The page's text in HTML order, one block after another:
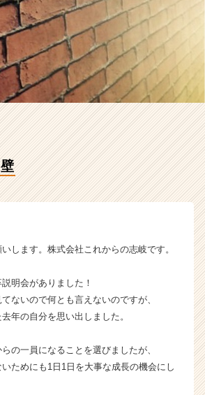
ら
ス
カ
ウ
ト
が
届
イ
リ
（C
h
e
a
します。株式会社これからの志岐です。
明会がありました！
ないので何とも言えないのですが、
年の自分を思い出しました。
の一員になることを選びましたが、
ためにも1日1日を大事な成長の機会にし